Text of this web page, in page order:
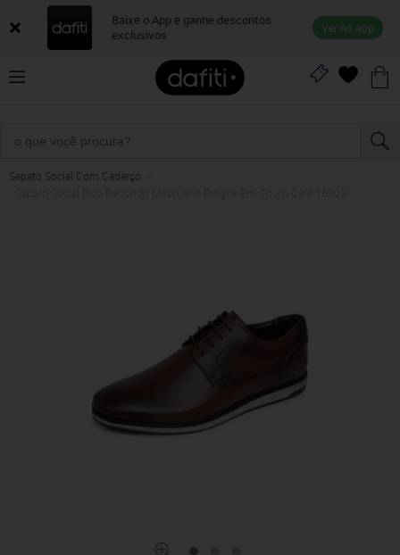
Baixe o App e ganhe descontos
exclusivos
Ver no app
Sapato Social Com Cadarço